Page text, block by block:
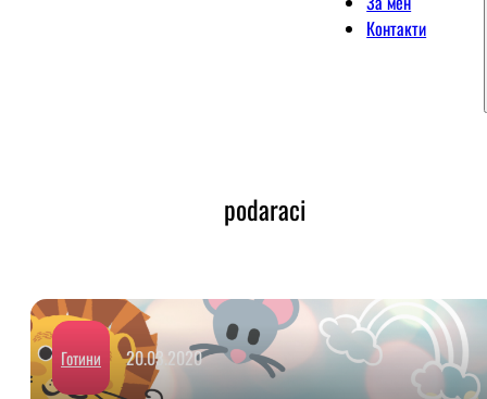
Контакти
podaraci
Готини 20.03.2020